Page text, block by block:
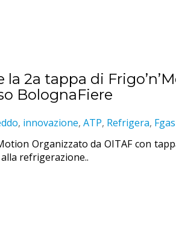
la 2a tappa di
BolognaFiere
, innovazione, ATP, Refrigera, Fgas
Organizzato da OITAF con
refrigerazione..